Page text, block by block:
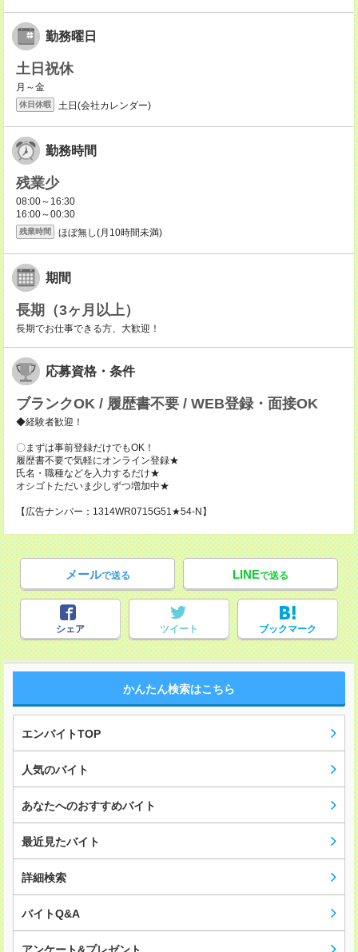
勤務曜日
土日祝休
月～金
休日休暇 土日(会社カレンダー)
勤務時間
残業少
08:00～16:30
16:00～00:30
残業時間 ほぼ無し(月10時間未満)
期間
長期（3ヶ月以上）
長期でお仕事できる方、大歓迎！
応募資格・条件
ブランクOK / 履歴書不要 / WEB登録・面接OK
◆経験者歓迎！
〇まずは事前登録だけでもOK！
履歴書不要で気軽にオンライン登録★
氏名・職種などを入力するだけ★
オシゴトただいま少しずつ増加中★
【広告ナンバー：1314WR0715G51★54-N】
メールで送る LINEで送る
シェア ツイート ブックマーク
かんたん検索はこちら
エンバイトTOP
人気のバイト
あなたへのおすすめバイト
最近見たバイト
詳細検索
バイトQ&A